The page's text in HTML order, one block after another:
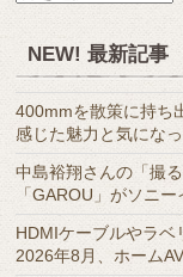
ー
カ
イ
ブ
NEW! 最新記事
400mmを散策に持ち
感じた魅力と気にな
中島裕翔さんの「撮
「GAROU」がソニ
HDMIケーブルやラベ
2026年8月、ホーム